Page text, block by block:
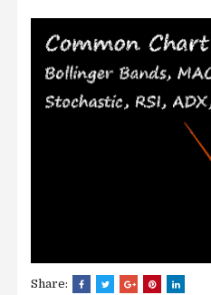
Share: